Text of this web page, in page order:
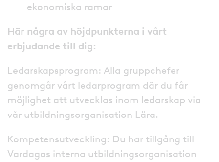
ekonomiska ramar
Här några av höjdpunkterna i vårt
erbjudande till dig:
Ledarskapsprogram: Alla gruppchefer
genomgår vårt ledarprogram där du får
möjlighet att utvecklas inom ledarskap via
vår utbildningsorganisation Lära.
Kompetensutveckling: Du har tillgång till
Vardagas interna utbildningsorganisation